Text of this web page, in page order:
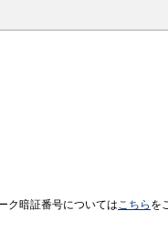
ク暗証番号についてはこちら を